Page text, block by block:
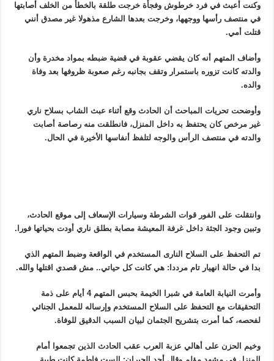
وكنت أعبث في فرد خرطوش وفجأة خرجت طلقة بالخطأ من الخلف أصابتها
في منتصف رأسها ووجهها، وخرجت بعدها الشارع مذهولا غير مصدق أنني
قتلت أمي.
وأضاف المتهم أنه كان يقضي عقوبة في قضية ضبطه بمواد مخدرة وأن
والدته كانت تزوره باستمرار وتقف بجانبه رغم صعوبة ظروفها بعد وفاة
والده.
وأوضحت تحريات المباحث أن الحادث وقع أثناء عبث الشاب بسلاح ناري
غير مرخص كان يحتفظ به داخل المنزل، فانطلقت منه رصاصة أصابت
والدته في منتصف الرأس والوجه لتلفظ أنفاسها الأخيرة في الحال.
وانتقلت على الفور قوات الشرطة وسيارات الإسعاف إلى موقع الحادث،
وتبين وجود الجثة داخل غرفة المعيشة مصابة بطلق ناري أودت بحياتها فورا.
تم التحفظ على السلاح النارى المستخدم في الواقعة وضبط المتهم الذي
بدا في حالة انهيار تام مرددا: هي كانت كل حياتي.. مش قصدي اقتلها والله.
وأمرت النيابة العامة في شبرا الخيمة بحبس المتهم 4 أيام على ذمة
التحقيقات مع التحفظ على السلاح المستخدم وإرساله للمعمل الجنائي
لفحصه، كما أمرت بتشريح الجثمان لبيان السبب الدقيق للوفاة.
وخيم الحزن على أهالي عزبة العرب عقب الحادث الذين تجمعوا أمام